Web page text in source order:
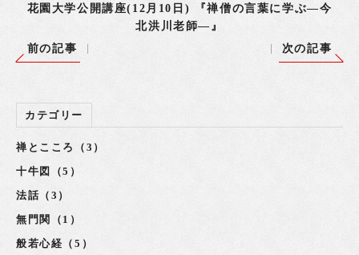
花園大学公開講座(12月10日) 『禅僧の言葉に学ぶ―今
北洪川老師―』
前の記事
次の記事
カテゴリー
禅とこころ（3）
十牛図（5）
法話（3）
無門関（1）
般若心経（5）